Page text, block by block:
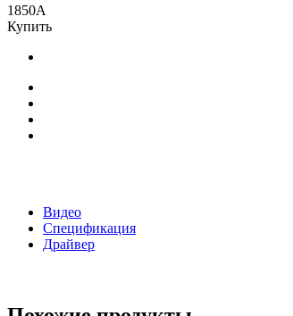
1850A
Купить
Видео
Спецификация
Драйвер